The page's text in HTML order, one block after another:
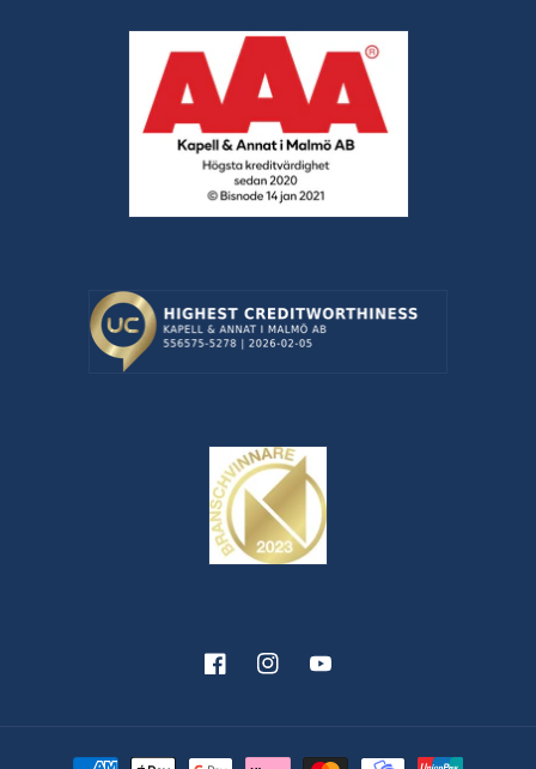
FacebookInstagramYouTube
Betalningsmetoder